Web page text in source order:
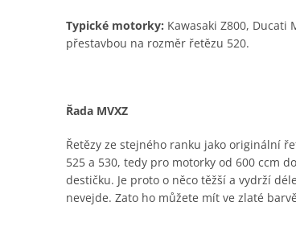
Typické motorky: Kawasaki Z800, Ducati
přestavbou na rozměr řetězu 520.
Řada MVXZ
Řetězy ze stejného ranku jako originální
525 a 530, tedy pro motorky od 600 ccm
destičku. Je proto o něco těžší a vydrží
nevejde. Zato ho můžete mít ve zlaté